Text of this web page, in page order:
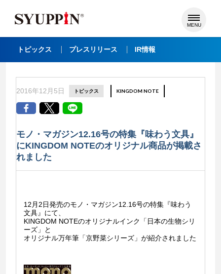
MENU
トピックス プレスリリース IR情報
2016年12月5日 トピックス KINGDOM NOTE
モノ・マガジン12.16号の特集『味わう文具』
にKINGDOM NOTEのオリジナル商品が掲載さ
れました
12月2日発売のモノ・マガジン12.16号の特集『味わう
文具』にて、
KINGDOM NOTEのオリジナルインク「日本の生物シリ
ーズ」と
オリジナル万年筆「京野菜シリーズ」が紹介されました